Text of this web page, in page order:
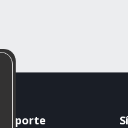
Soporte